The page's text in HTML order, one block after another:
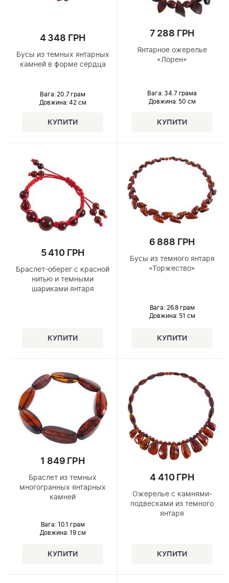
4 348 ГРН
Бусы из темных янтарных
камней в форме сердца
Вага: 20.7 грам
Довжина: 42 см
7 288 ГРН
Янтарное ожерелье
«Лорен»
Вага: 34.7 грама
Довжина: 50 см
5 410 ГРН
Браслет-оберег с красной
нитью и темными
шариками янтаря
6 888 ГРН
Бусы из темного янтаря
«Торжество»
Вага: 26.8 грам
Довжина: 51 см
1 849 ГРН
Браслет из темных
многогранных янтарных
камней
Вага: 10.1 грам
Довжина: 19 см
4 410 ГРН
Ожерелье с камнями-
подвесками из темного
янтаря